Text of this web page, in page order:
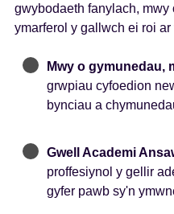
gwybodaeth fanylach, mwy
ymarferol y gallwch ei roi
Mwy o gymunedau,
grwpiau cyfoedion
bynciau a
Gwell Academi
proffesiynol y gellir
gyfer pawb sy'n